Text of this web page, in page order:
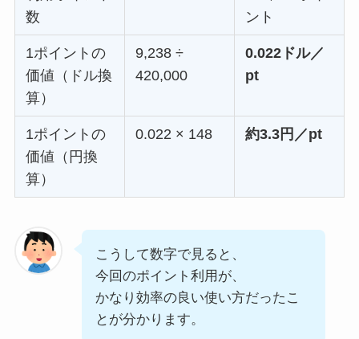
数
ント
1ポイントの
価値（ドル換
算）
9,238 ÷
420,000
0.022ドル／
pt
1ポイントの
価値（円換
算）
0.022 × 148 約3.3円／pt
こうして数字で見ると、
今回のポイント利用が、
かなり効率の良い使い方だったこ
とが分かります。